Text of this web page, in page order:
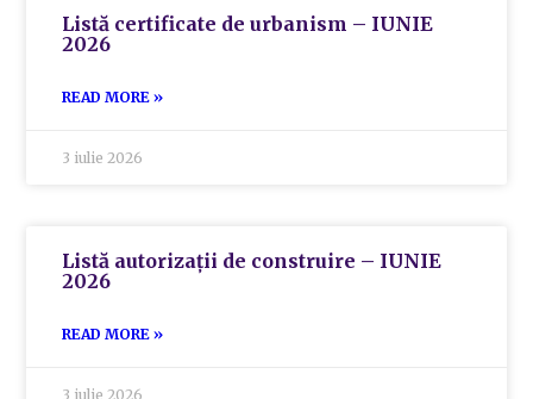
Listă certificate de urbanism – IUNIE
2026
READ MORE »
3 iulie 2026
Listă autorizații de construire – IUNIE
2026
READ MORE »
3 iulie 2026